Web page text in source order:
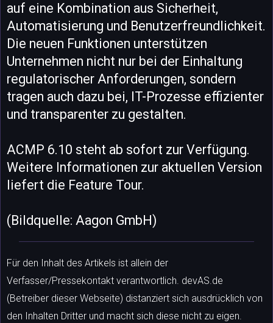
auf eine Kombination aus Sicherheit,
Automatisierung und Benutzerfreundlichkeit.
Die neuen Funktionen unterstützen
Unternehmen nicht nur bei der Einhaltung
regulatorischer Anforderungen, sondern
tragen auch dazu bei, IT-Prozesse effizienter
und transparenter zu gestalten.
ACMP 6.10 steht ab sofort zur Verfügung.
Weitere Informationen zur aktuellen Version
liefert die Feature Tour.
(Bildquelle: Aagon GmbH)
Für den Inhalt des Artikels ist allein der
Verfasser/Pressekontakt verantwortlich. devAS.de
(Betreiber dieser Webseite) distanziert sich ausdrücklich von
den Inhalten Dritter und macht sich diese nicht zu eigen.